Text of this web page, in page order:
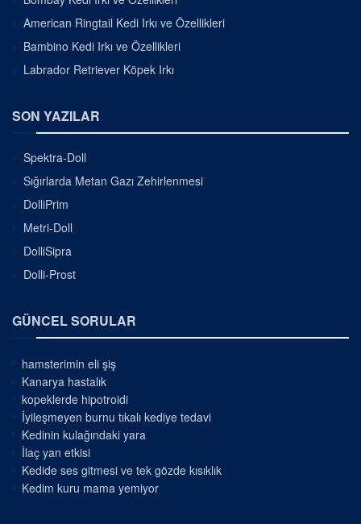
American Ringtail Kedi Irkı ve Özellikleri
Bambino Kedi Irkı ve Özellikleri
Labrador Retriever Köpek Irkı
SON YAZILAR
Spektra-Doll
Sığırlarda Metan Gazı Zehirlenmesi
DolliPrim
Metri-Doll
DolliSipra
Dolli-Prost
GÜNCEL SORULAR
hamsterimin eli şiş
Kanarya hastalık
kopeklerde hipotroidi
İyileşmeyen burnu tıkalı kediye tedavi
Kedinin kulağındaki yara
İlaç yan etkisi
Kedide ses gitmesi ve tek gözde kısıklık
Kedim kuru mama yemiyor